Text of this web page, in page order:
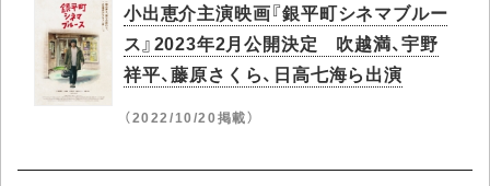
小出恵介主演映画『銀平町シネマブルー
ス』2023年2月公開決定 吹越満、宇野
祥平、藤原さくら、日高七海ら出演
（2022/10/20掲載）